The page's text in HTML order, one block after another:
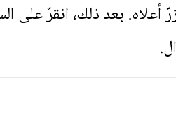
أعلاه. بعد ذلك، انقرّ